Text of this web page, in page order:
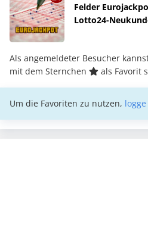
Felder
Lotto24-
Als angemeldeter Besucher
mit dem Sternchen
als Favorit
Um die Favoriten zu nutzen,